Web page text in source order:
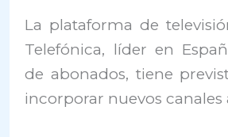
La plataforma de
Telefónica, líder en
de abonados, tiene
incorporar nuevos canales